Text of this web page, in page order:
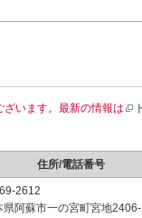
います。最新の情報は
住所/電話番号
2612
県阿蘇市一の宮町宮地